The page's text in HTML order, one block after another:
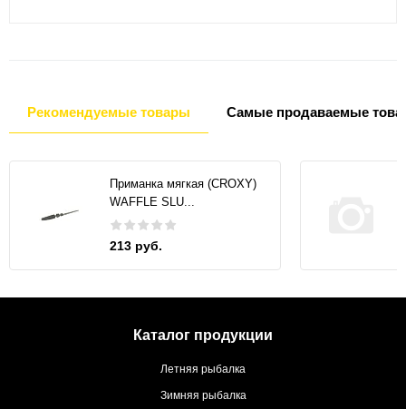
Рекомендуемые товары Самые продаваемые
Приманка мягкая (CROXY)
WAFFLE SLU...
213 руб.
Каталог продукции
Летняя рыбалка
Зимняя рыбалка